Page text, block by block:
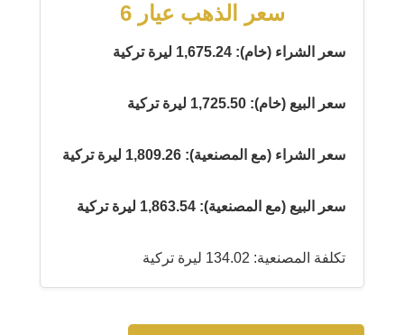
سعر الذهب عيار 6
سعر الشراء (خام): 1,675.24 ليرة تركية
سعر البيع (خام): 1,725.50 ليرة تركية
سعر الشراء (مع المصنعية): 1,809.26 ليرة تركية
سعر البيع (مع المصنعية): 1,863.54 ليرة تركية
تكلفة المصنعية: 134.02 ليرة تركية